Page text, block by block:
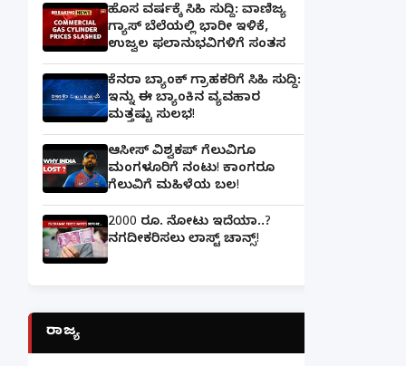
ಹೊಸ ವರ್ಷಕ್ಕೆ ಸಿಹಿ ಸುದ್ದಿ: ವಾಣಿಜ್ಯ
ಗ್ಯಾಸ್‌ ಬೆಲೆಯಲ್ಲಿ ಭಾರೀ ಇಳಿಕೆ,
ಉಜ್ವಲ ಫಲಾನುಭವಿಗಳಿಗೆ ಸಂತಸ
ಕೆನರಾ ಬ್ಯಾಂಕ್‌ ಗ್ರಾಹಕರಿಗೆ ಸಿಹಿ ಸುದ್ದಿ:
ಇನ್ನು ಈ ಬ್ಯಾಂಕಿನ ವ್ಯವಹಾರ
ಮತ್ತಷ್ಟು ಸುಲಭ!
ಆಸೀಸ್ ವಿಶ್ವಕಪ್ ಗೆಲುವಿಗೂ
ಮಂಗಳೂರಿಗೆ ನಂಟು! ಕಾಂಗರೂ
ಗೆಲುವಿಗೆ ಮಹಿಳೆಯ ಬಲ!
2000 ರೂ. ನೋಟು ಇದೆಯಾ..?
ನಗದೀಕರಿಸಲು ಲಾಸ್ಟ್‌ ಚಾನ್ಸ್‌!
ರಾಜ್ಯ